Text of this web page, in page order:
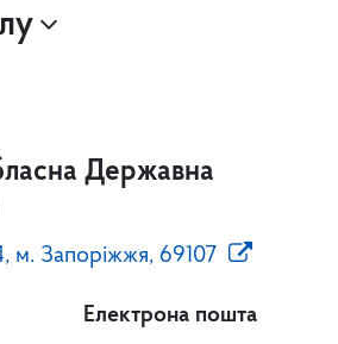
Державна
м. Запоріжжя, 69107
Електрона пошта